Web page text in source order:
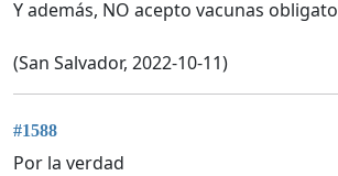
Y además, NO acepto vacunas
(San Salvador, 2022-10-11)
#1588
Por la verdad